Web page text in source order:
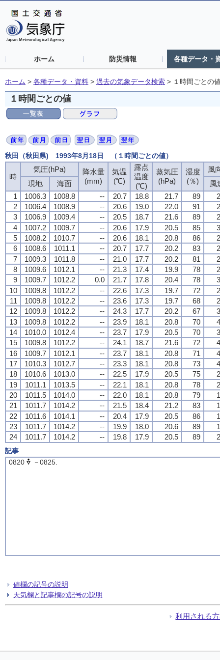
ホーム 防災情報 各種データ・
ホーム > 各種データ・資料 > 過去の気象データ検索 > １時間ごとの
１時間ごとの値
秋田（秋田県) 1993年8月18日 （１時間ごとの値）
時
気圧(hPa)
降水量
(mm)
気温
(℃)
露点
温度
(℃)
蒸気圧
(hPa)
湿度
(％)
風
現地
海面
風
1
1006.3 1008.8 -- 20.7 18.8 21.7 89
2
1006.4 1008.9 -- 20.6 19.0 22.0 91
3
1006.9 1009.4 -- 20.5 18.7 21.6 89
4
1007.2 1009.7 -- 20.6 17.9 20.5 85
5
1008.2 1010.7 -- 20.6 18.1 20.8 86
6
1008.6 1011.1 -- 20.7 17.7 20.2 83
7
1009.3 1011.8 -- 21.0 17.7 20.2 81
8
1009.6 1012.1 -- 21.3 17.4 19.9 78
9
1009.7 1012.2 0.0 21.7 17.8 20.4 78
10
1009.8 1012.2 -- 22.6 17.3 19.7 72
11
1009.8 1012.2 -- 23.6 17.3 19.7 68
12
1009.8 1012.2 -- 24.3 17.7 20.2 67
13
1009.8 1012.2 -- 23.9 18.1 20.8 70
14
1010.0 1012.4 -- 23.7 17.9 20.5 70
15
1009.8 1012.2 -- 24.1 18.7 21.6 72
16
1009.7 1012.1 -- 23.7 18.1 20.8 71
17
1010.3 1012.7 -- 23.3 18.1 20.8 73
18
1010.6 1013.0 -- 22.5 17.9 20.5 75
19
1011.1 1013.5 -- 22.1 18.1 20.8 78
20
1011.5 1014.0 -- 22.0 18.1 20.8 79
21
1011.7 1014.2 -- 21.5 18.4 21.2 83
22
1011.6 1014.1 -- 20.4 17.9 20.5 86
23
1011.7 1014.2 -- 19.9 18.0 20.6 89
24
1011.7 1014.2 -- 19.8 17.9 20.5 89
記事
0820
－0825.
値欄の記号の説明
天気欄と記事欄の記号の説明
利用される